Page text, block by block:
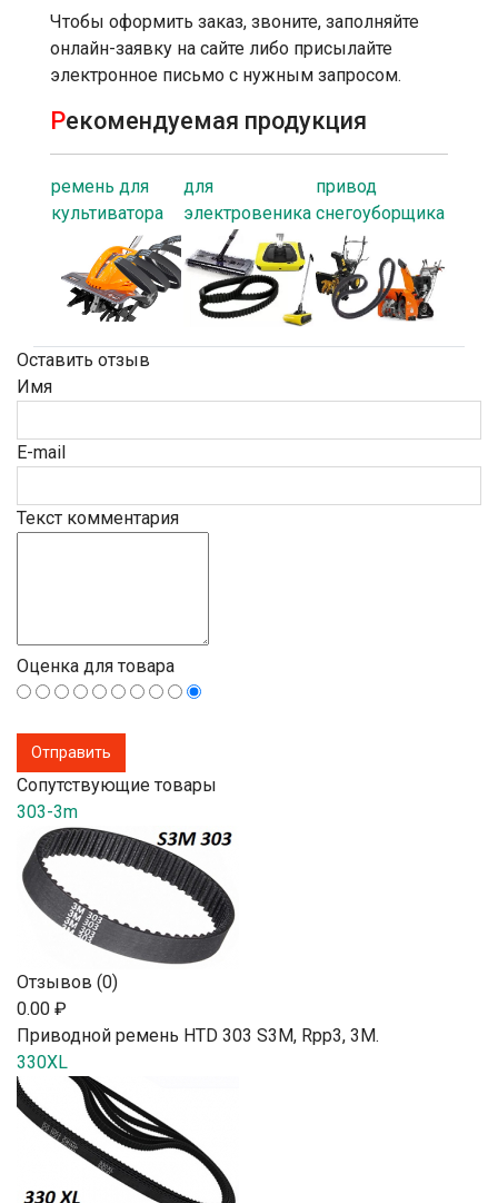
Чтобы оформить заказ, звоните, заполняйте
онлайн-заявку на сайте либо присылайте
электронное письмо с нужным запросом.
Рекомендуемая продукция
ремень для
культиватора
для
электровеника
привод
снегоуборщика
Оставить отзыв
Имя
E-mail
Текст комментария
Оценка для товара
Сопутствующие товары
303-3m
Отзывов (0)
0.00 ₽
Приводной ремень HTD 303 S3M, Rpp3, 3М.
330XL